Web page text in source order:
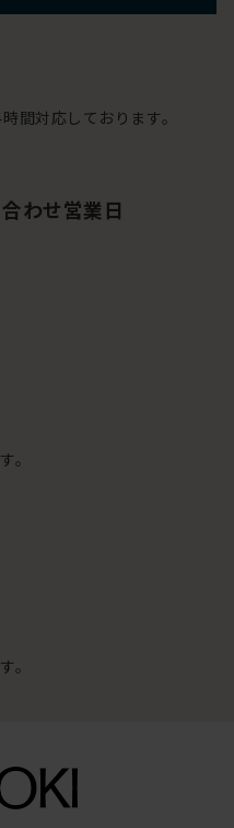
間対応しております。
わせ営業日
。
。